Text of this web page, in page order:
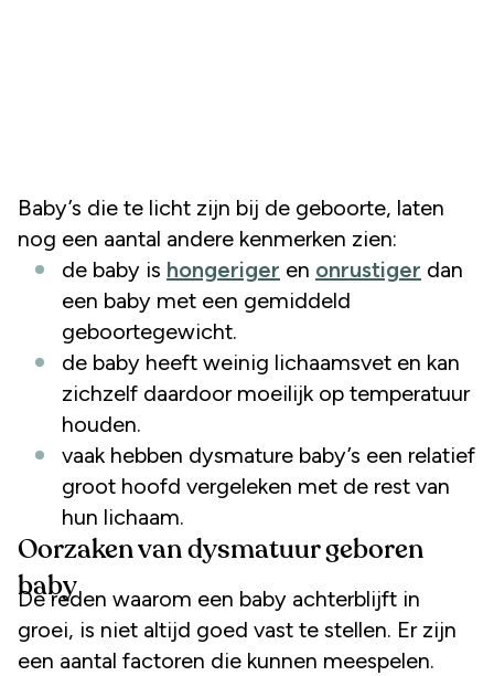
Baby’s die te licht zijn bij de geboorte, laten
nog een aantal andere kenmerken zien:
de baby is hongeriger en onrustiger dan
een baby met een gemiddeld
geboortegewicht.
de baby heeft weinig lichaamsvet en kan
zichzelf daardoor moeilijk op temperatuur
houden.
vaak hebben dysmature baby’s een relatief
groot hoofd vergeleken met de rest van
hun lichaam.
Oorzaken van dysmatuur geboren
baby
De reden waarom een baby achterblijft in
groei, is niet altijd goed vast te stellen. Er zijn
een aantal factoren die kunnen meespelen.